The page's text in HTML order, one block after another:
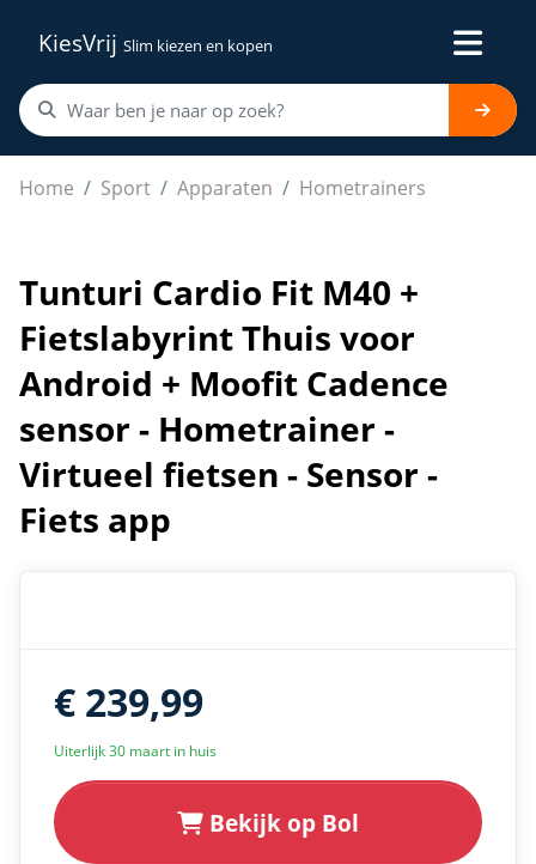
KiesVrij Slim kiezen en kopen
Home Sport Apparaten Hometrainers
Tunturi Cardio Fit M40 + Fietslabyrint Thuis voor
Tunturi Cardio Fit M40 +
Fietslabyrint Thuis voor
Android + Moofit Cadence
sensor - Hometrainer -
Virtueel fietsen - Sensor -
Fiets app
€ 239,99
Uiterlijk 30 maart in huis
Bekijk op Bol